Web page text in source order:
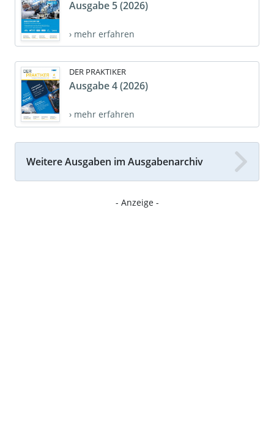
Ausgabe 5 (2026)
› mehr erfahren
DER PRAKTIKER
Ausgabe 4 (2026)
› mehr erfahren
Weitere Ausgaben im Ausgabenarchiv
- Anzeige -